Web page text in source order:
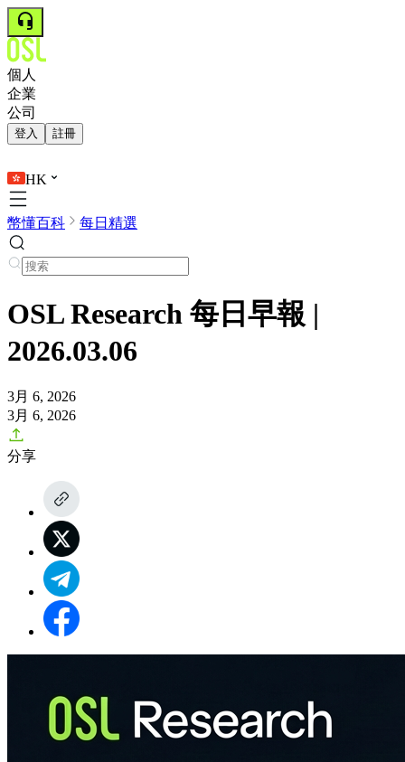
個人
企業
公司
登入 註冊
HK
幣懂百科 每日精選
OSL Research 每日早報 |
2026.03.06
3月 6, 2026
3月 6, 2026
分享